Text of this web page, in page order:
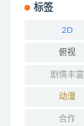
标签
2D
俯视
剧情丰富
动漫
合作